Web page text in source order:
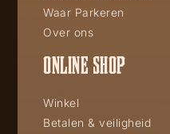
Waar Parkeren
Over ons
ONLINE SHOP
Winkel
Betalen & veiligheid